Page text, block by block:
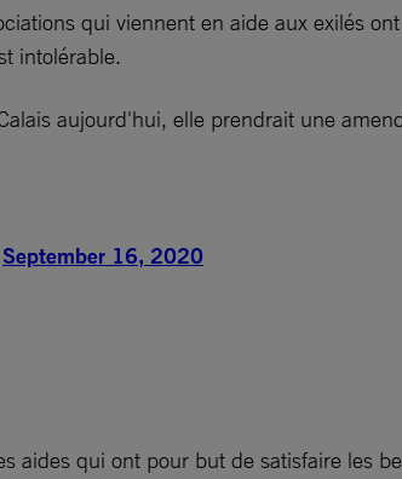
qui viennent en aide aux exilés
intolérable.
aujourd'hui, elle prendrait une
September 16, 2020
qui ont pour but de satisfaire les